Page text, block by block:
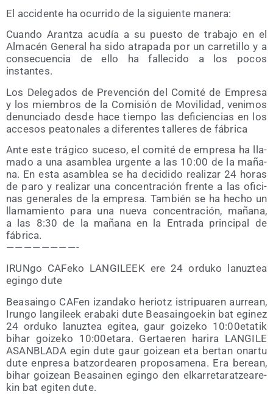
El acci­den­te ha ocu­rri­do de la siguien­te manera:
Cuan­do Aran­tza acu­día a su pues­to de tra­ba­jo en el
Alma­cén Gene­ral ha sido atra­pa­da por un carre­ti­llo y a
con­se­cuen­cia de ello ha falle­ci­do a los pocos
instantes.
Los Dele­ga­dos de Pre­ven­ción del Comi­té de Empre­sa
y los miem­bros de la Comi­sión de Movi­li­dad, veni­mos
denun­cia­do des­de hace tiem­po las defi­cien­cias en los
acce­sos pea­to­na­les a dife­ren­tes talle­res de fábrica
Ante este trá­gi­co suce­so, el comi­té de empre­sa ha lla­
ma­do a una asam­blea urgen­te a las 10:00 de la maña­
na. En esta asam­blea se ha deci­di­do rea­li­zar 24 horas
de paro y rea­li­zar una con­cen­tra­ción fren­te a las ofi­ci­
nas gene­ra­les de la empre­sa. Tam­bién se ha hecho un
lla­ma­mien­to para una nue­va con­cen­tra­ción, maña­na,
a las 8:30 de la maña­na en la Entra­da prin­ci­pal de
fábrica.
— — — — — — — — -
IRUN­go CAFe­ko LANGILEEK ere 24 ordu­ko lanuz­tea
egin­go dute
Bea­sain­go CAFen izan­da­ko heriotz istri­pua­ren aurrean,
Irun­go lan­gi­leek era­ba­ki dute Bea­sain­goe­kin bat egi­nez
24 ordu­ko lanuz­tea egi­tea, gaur goi­ze­ko 10:00etatik
bihar goi­ze­ko 10:00etara. Ger­tae­ren hari­ra LANGILE
ASANBLADA egin dute gaur goi­zean eta ber­tan onar­tu
dute enpre­sa batzor­dea­ren pro­po­sa­me­na. Era berean,
bihar goi­zean Bea­sai­nen egin­go den elka­rre­ta­ratzea­re­
kin bat egi­ten dute.